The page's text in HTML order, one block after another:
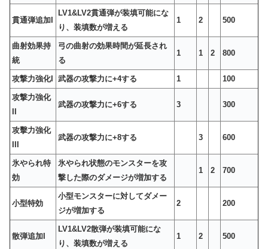
貫通弾追加I
LV1&LV2貫通弾が装填可能にな
り、装填数が増える
1 2 500
曲射効果持
統
弓の曲射の効果時間が延長され
る
1 1 2 800
攻撃力強化I 武器の攻撃力に+4する 1 100
攻撃力強化
武器の攻撃力に+6する 3 300
攻擊力強化
武器の攻撃力に+8する 3 600
氷やられ特
効
氷やられ状態のモンスターを攻
撃した際のダメージが増加する
1 2 700
小型特効
小型モンスターに対してダメー
ジが増加する
2 200
散弾追加I
LV1&LV2散弾が装填可能にな
り、装填数が増える
1 2 500